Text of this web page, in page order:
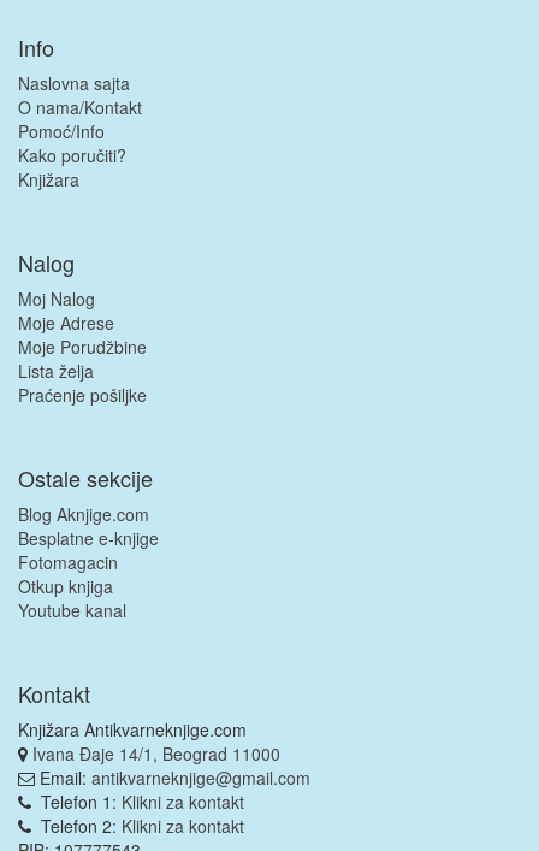
Info
Naslovna sajta
O nama/Kontakt
Pomoć/Info
Kako poručiti?
Knjižara
Nalog
Moj Nalog
Moje Adrese
Moje Porudžbine
Lista želja
Praćenje pošiljke
Ostale sekcije
Blog Aknjige.com
Besplatne e-knjige
Fotomagacin
Otkup knjiga
Youtube kanal
Kontakt
Knjižara Antikvarneknjige.com
Ivana Đaje 14/1, Beograd 11000
Email: antikvarneknjige@gmail.com
Telefon 1: Klikni za kontakt
Telefon 2: Klikni za kontakt